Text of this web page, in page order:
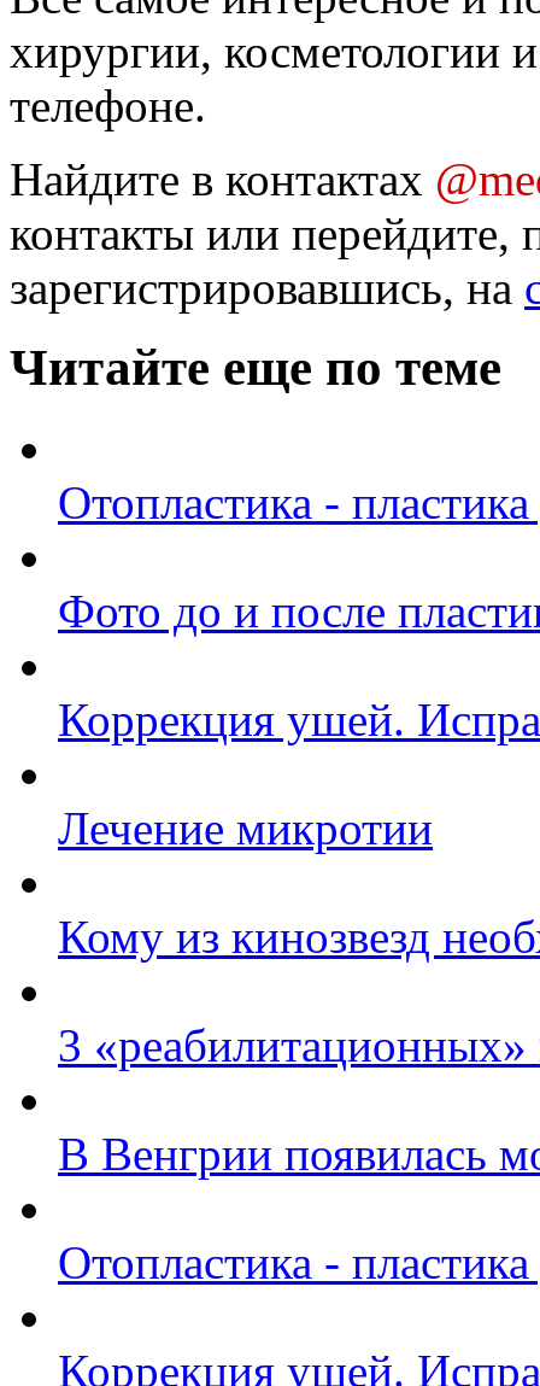
хирургии, косметологии
телефоне.
Найдите в контактах
контакты или перейдите,
зарегистрировавшись, на
Читайте еще по теме
Отопластика -
Фото до и после
Коррекция ушей.
Лечение микротии
Кому из кинозвезд
3 «реабилитационных»
В Венгрии появилась
Отопластика -
Коррекция ушей.